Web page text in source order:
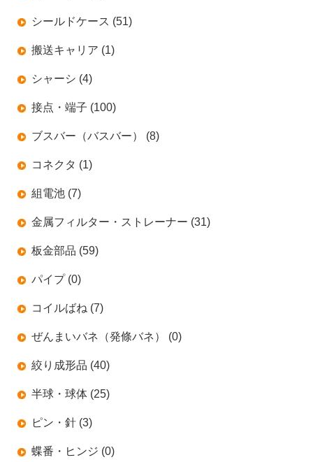
シールドケース (51)
搬送キャリア (1)
シャーシ (4)
接点・端子 (100)
ブスバー（バスバー） (8)
コネクタ (1)
組電池 (7)
金属フィルター・ストレーナー (31)
板金部品 (59)
パイプ (0)
コイルばね (7)
ぜんまいバネ（発條バネ） (0)
絞り成形品 (40)
半球・球体 (25)
ピン・針 (3)
蝶番・ヒンジ (0)